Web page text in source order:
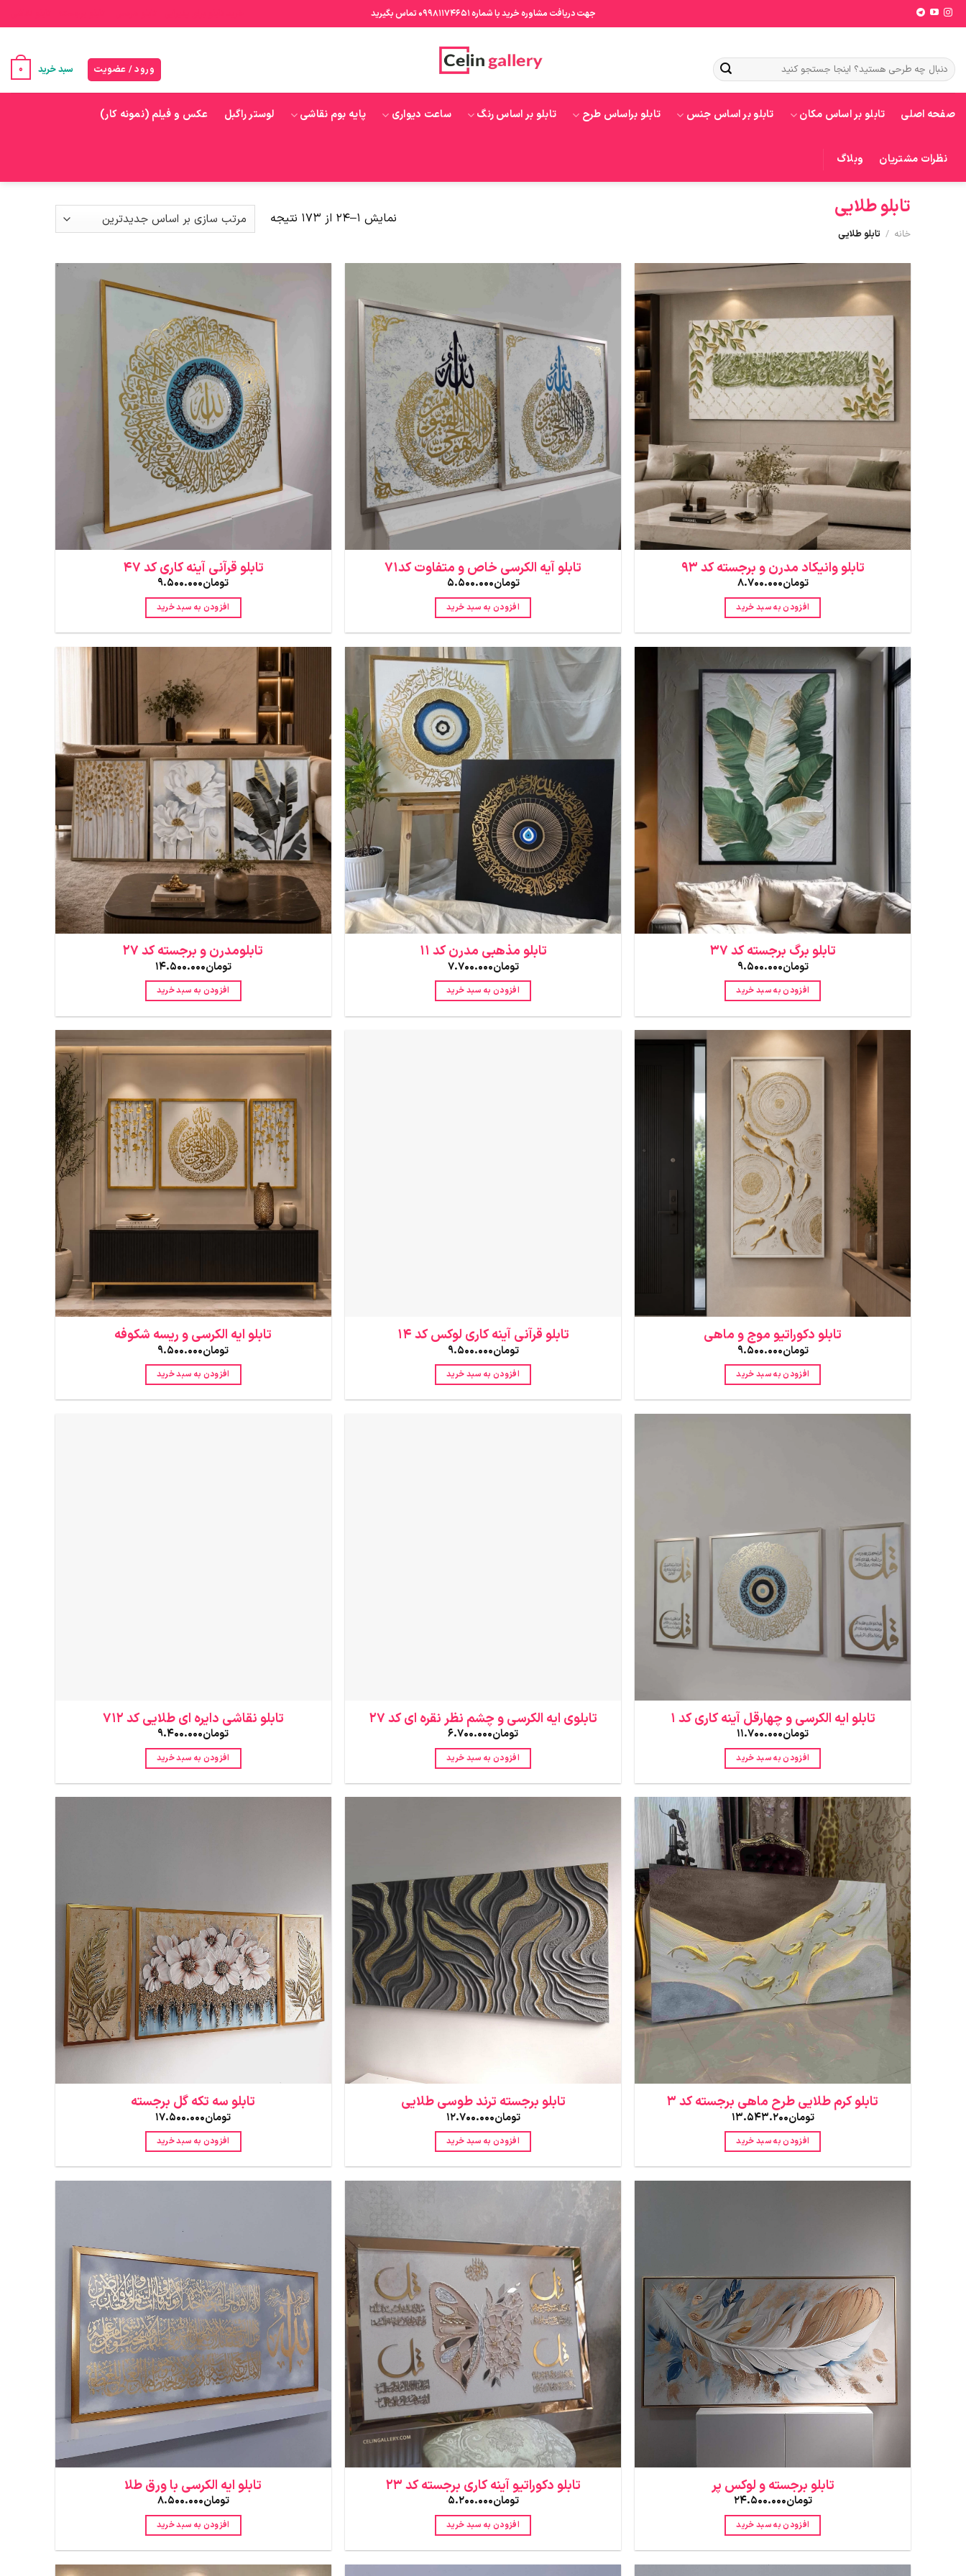
Skip
to
جهت دریافت مشاوره خرید با شماره 09981174651 تماس بگیرید
جستجو
برای:
ورود / عضویت سبد خرید 0
صفحه اصلی تابلو بر اساس مکان تابلو بر اساس جنس تابلو براساس طرح تابلو بر اساس رنگ ساعت دیواری پایه بوم نقاشی لوستر راگبل عکس و فیلم (نمونه کار)
نظرات مشتریان وبلاگ
تابلو طلایی
خانه / تابلو طلایی
نمایش 1–24 از 173 نتیجه
تابلو وانیکاد مدرن و برجسته کد 93
تومان8.700.000
افزودن به سبد خرید
تابلو آیه الکرسی خاص و متفاوت کد71
تومان5.500.000
افزودن به سبد خرید
تابلو قرآنی آینه کاری کد 47
تومان9.500.000
افزودن به سبد خرید
تابلو برگ برجسته کد 37
تومان9.500.000
افزودن به سبد خرید
تابلو مذهبی مدرن کد 11
تومان7.700.000
افزودن به سبد خرید
تابلومدرن و برجسته کد 27
تومان14.500.000
افزودن به سبد خرید
تابلو دکوراتیو موج و ماهی
تومان9.500.000
افزودن به سبد خرید
تابلو قرآنی آینه کاری لوکس کد 14
تومان9.500.000
افزودن به سبد خرید
تابلو ایه الکرسی و ریسه شکوفه
تومان9.500.000
افزودن به سبد خرید
تابلو ایه الکرسی و چهارقل آینه کاری کد 1
تومان11.700.000
افزودن به سبد خرید
تابلوی ایه الکرسی و چشم نظر نقره ای کد 27
تومان6.700.000
افزودن به سبد خرید
تابلو نقاشی دایره ای طلایی کد 712
تومان9.400.000
افزودن به سبد خرید
تابلو کرم طلایی طرح ماهی برجسته کد 3
تومان13.543.200
افزودن به سبد خرید
تابلو برجسته ترند طوسی طلایی
تومان12.700.000
افزودن به سبد خرید
تابلو سه تکه گل برجسته
تومان17.500.000
افزودن به سبد خرید
تابلو برجسته و لوکس پر
تومان24.500.000
افزودن به سبد خرید
تابلو دکوراتیو آینه کاری برجسته کد 23
تومان5.200.000
افزودن به سبد خرید
تابلو ایه الکرسی با ورق طلا
تومان8.500.000
افزودن به سبد خرید